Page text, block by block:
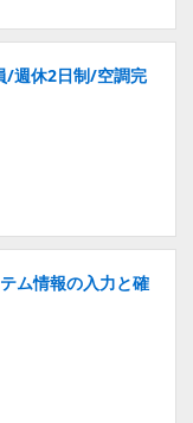
/週休2日制/空調完
ム情報の入力と確